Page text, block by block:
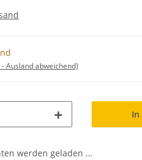
- Ausland abweichend)
In
werden geladen ...